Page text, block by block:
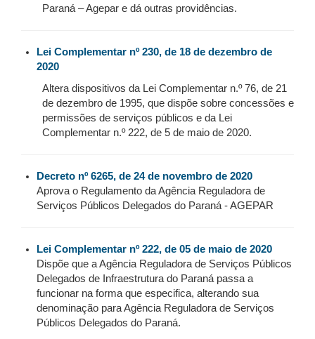
Paraná – Agepar e dá outras providências.
Lei Complementar nº 230, de 18 de dezembro de
2020
Altera dispositivos da Lei Complementar n.º 76, de 21
de dezembro de 1995, que dispõe sobre concessões e
permissões de serviços públicos e da Lei
Complementar n.º 222, de 5 de maio de 2020.
Decreto nº 6265, de 24 de novembro de 2020
Aprova o Regulamento da Agência Reguladora de
Serviços Públicos Delegados do Paraná - AGEPAR
Lei Complementar nº 222, de 05 de maio de 2020
Dispõe que a Agência Reguladora de Serviços Públicos
Delegados de Infraestrutura do Paraná passa a
funcionar na forma que especifica, alterando sua
denominação para Agência Reguladora de Serviços
Públicos Delegados do Paraná.